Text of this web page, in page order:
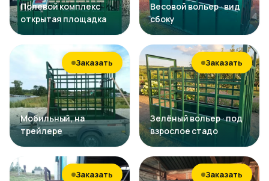
Полевой комплекс ·
открытая площадка
Весовой вольер · вид
сбоку
Заказать
Мобильный, на
трейлере
Заказать
Зелёный вольер · под
взрослое стадо
Заказать Заказать